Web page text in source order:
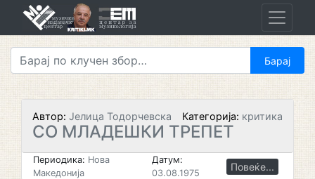
Автор: Јелица Тодорчевска Категорија: критика
СО МЛAДЕШКИ ТРЕПЕТ
Периодика: Нова
Македонија
Датум:
03.08.1975
Повеќе...